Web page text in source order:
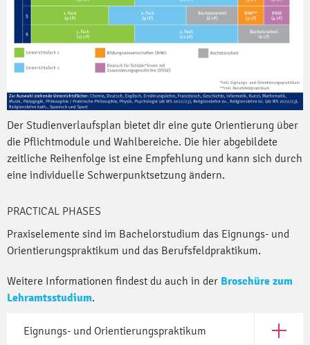
Der Studienverlaufsplan bietet dir eine gute Orientierung über
die Pflichtmodule und Wahlbereiche. Die hier abgebildete
zeitliche Reihenfolge ist eine Empfehlung und kann sich durch
eine individuelle Schwerpunktsetzung ändern.
PRACTICAL PHASES
Praxiselemente sind im Bachelorstudium das Eignungs- und
Orientierungspraktikum und das Berufsfeldpraktikum.
Weitere Informationen findest du auch in der Broschüre zum
Lehramtsstudium.
Eignungs- und Orientierungspraktikum Open